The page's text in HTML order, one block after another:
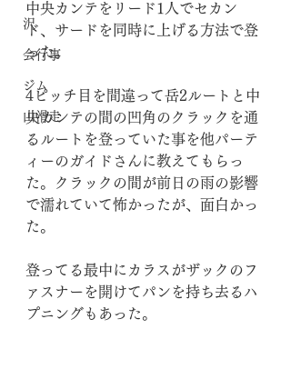
沢
会行事
ジム
山滑走
中央カンテをリード1人でセカン
ド、サードを同時に上げる方法で登
った。
4ピッチ目を間違って岳2ルートと中
央カンテの間の凹角のクラックを通
るルートを登っていた事を他パーテ
ィーのガイドさんに教えてもらっ
た。クラックの間が前日の雨の影響
で濡れていて怖かったが、面白かっ
た。
登ってる最中にカラスがザックのフ
ァスナーを開けてパンを持ち去るハ
プニングもあった。